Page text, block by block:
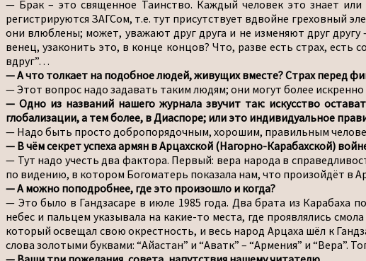
— Брак – это священное Таинство. Каждый человек это знает
регистрируются ЗАГСом, т.е. тут присутствует вдвойне греховный
они влюблены; может, уважают друг друга и не изменяют друг
венец, узаконить это, в конце концов? Что, разве есть страх, есть
вдруг”…
— А что толкает на подобное людей, живущих вместе? Страх перед
— Этот вопрос надо задавать таким людям; они могут более
— Одно из названий нашего журнала звучит так: искусство
глобализации, а тем более, в Диаспоре; или это индивидуальное
— Надо быть просто добропорядочным, хорошим, правильным
— В чём секрет успеха армян в Арцахской (Нагорно-Карабахской)
— Тут надо учесть два фактора. Первый: вера народа в
по видению, в котором Богоматерь показала нам, что произойдёт в
— А можно поподробнее, где это произошло и когда?
— Это было в Гандзасаре в июле 1985 года. Два брата из Карабаха
небес и пальцем указывала на какие-то места, где проявлялись
который освещал свою окрестность, и весь народ Арцаха шёл к
слова золотыми буквами: “Айастан” и “Аватк” – “Армения” и “Вера”.